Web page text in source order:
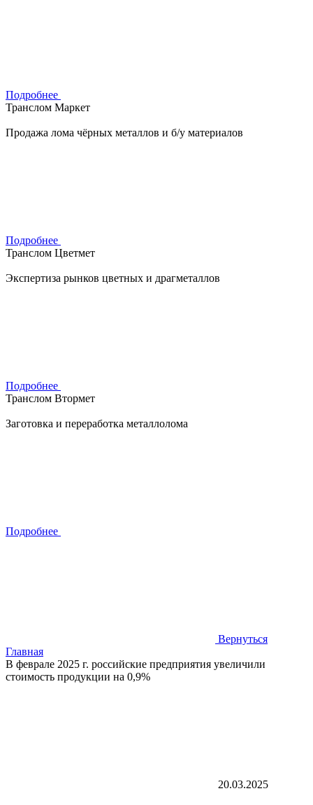
Подробнее
Транслом Маркет
Продажа лома чёрных металлов и б/у материалов
Подробнее
Транслом Цветмет
Экспертиза рынков цветных и драгметаллов
Подробнее
Транслом Втормет
Заготовка и переработка металлолома
Подробнее
Вернуться
Главная
В феврале 2025 г. российские предприятия увеличили
стоимость продукции на 0,9%
20.03.2025